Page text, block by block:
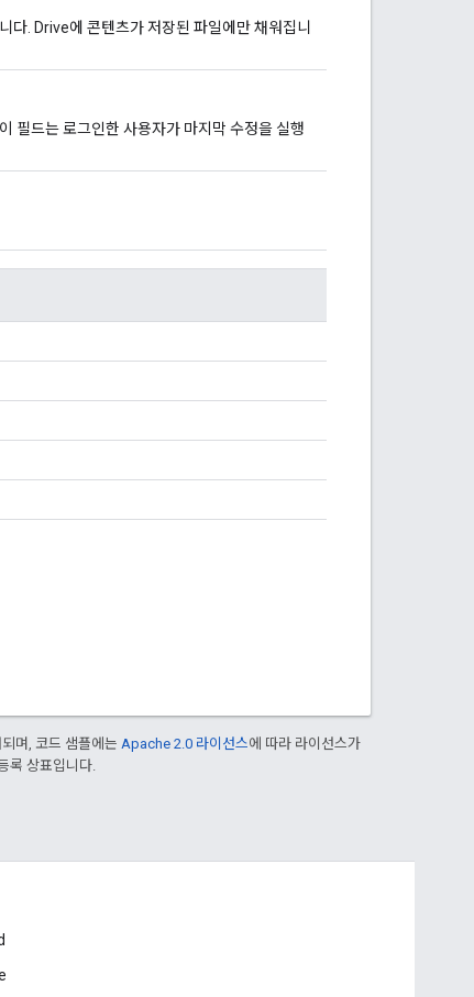
다. Drive에 콘텐츠가 저장된 파일에만 채워집니
필드는 로그인한 사용자가 마지막 수정을 실행
며, 코드 샘플에는 Apache 2.0 라이선스에 따라 라이선스가
록 상표입니다.